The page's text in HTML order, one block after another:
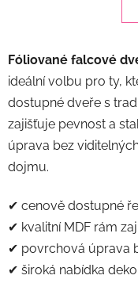
Fóliované falcové
ideální volbu pro ty,
dostupné dveře s
zajišťuje pevnost a
úprava bez
dojmu.
✔ cenově dostupné
✔ kvalitní MDF rám
✔ povrchová úprava
✔ široká nabídka